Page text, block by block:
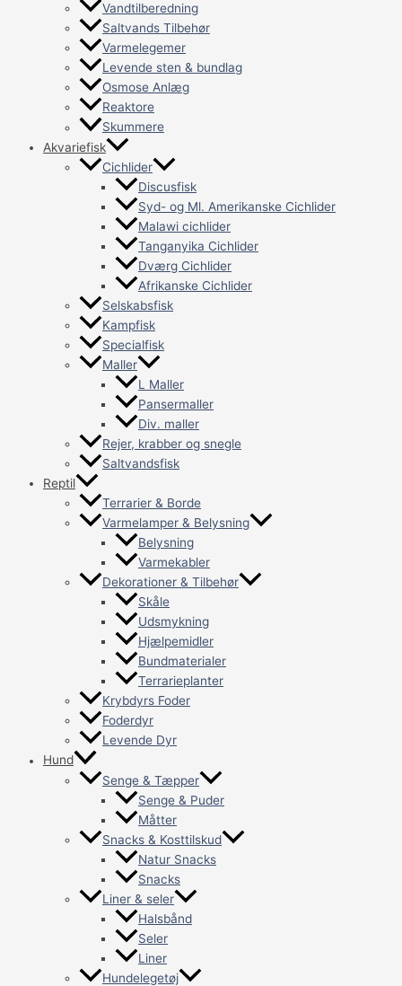
Vandtilberedning
Saltvands Tilbehør
Varmelegemer
Levende sten & bundlag
Osmose Anlæg
Reaktore
Skummere
Akvariefisk
Cichlider
Discusfisk
Syd- og Ml. Amerikanske Cichlider
Malawi cichlider
Tanganyika Cichlider
Dværg Cichlider
Afrikanske Cichlider
Selskabsfisk
Kampfisk
Specialfisk
Maller
L Maller
Pansermaller
Div. maller
Rejer, krabber og snegle
Saltvandsfisk
Reptil
Terrarier & Borde
Varmelamper & Belysning
Belysning
Varmekabler
Dekorationer & Tilbehør
Skåle
Udsmykning
Hjælpemidler
Bundmaterialer
Terrarieplanter
Krybdyrs Foder
Foderdyr
Levende Dyr
Hund
Senge & Tæpper
Senge & Puder
Måtter
Snacks & Kosttilskud
Natur Snacks
Snacks
Liner & seler
Halsbånd
Seler
Liner
Hundelegetøj